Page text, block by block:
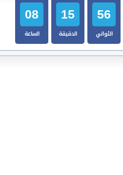
08
الساعة
15
الدقيقة
57
الثواني